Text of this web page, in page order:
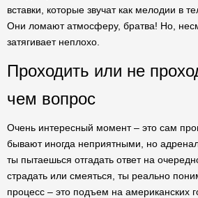
вставки, которые звучат как мелодии в
Они ломают атмосферу, братва! Но,
затягивает неплохо.
Проходить или не
чем вопрос
Очень интересный момент – это сам
бывают иногда неприятными, но
ты пытаешься отгадать ответ на
страдать или смеяться, ты реально
процесс – это подъем на американских